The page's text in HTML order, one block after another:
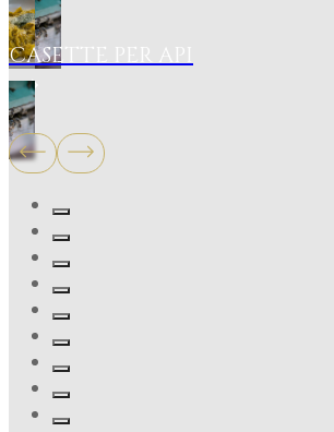
CASETTE PER API